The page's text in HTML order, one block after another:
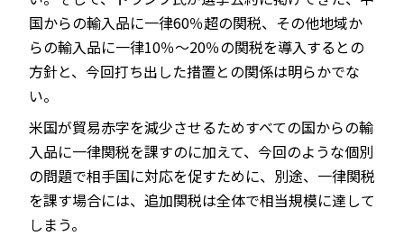
国からの輸入品に一律60％超の関税、その他地域か
らの輸入品に一律10％～20％の関税を導入するとの
方針と、今回打ち出した措置との関係は明らかでな
い。
米国が貿易赤字を減少させるためすべての国からの輸
入品に一律関税を課すのに加えて、今回のような個別
の問題で相手国に対応を促すために、別途、一律関税
を課す場合には、追加関税は全体で相当規模に達して
しまう。